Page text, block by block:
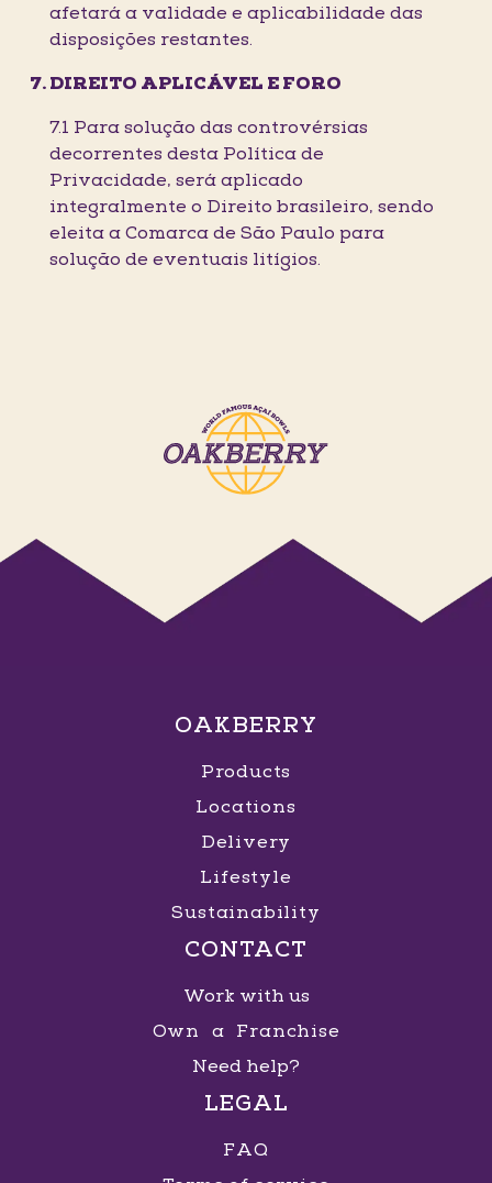
afetará a validade e aplicabilidade das
disposições restantes.
DIREITO APLICÁVEL E FORO
7.1 Para solução das controvérsias
decorrentes desta Política de
Privacidade, será aplicado
integralmente o Direito brasileiro, sendo
eleita a Comarca de São Paulo para
solução de eventuais litígios.
OAKBERRY
Products
Locations
Delivery
Lifestyle
Sustainability
CONTACT
Work with us
Own a Franchise
Need help?
LEGAL
FAQ